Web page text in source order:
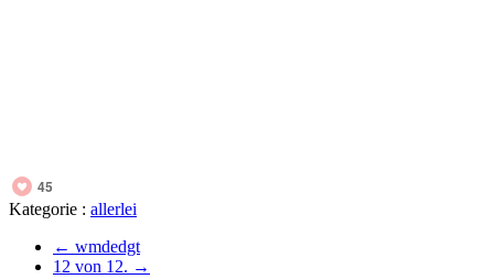
45
Kategorie : allerlei
← wmdedgt
12 von 12. →